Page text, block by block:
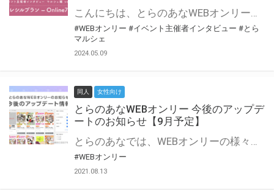
こんにちは、とらのあなWEBオンリー運営スタッフです。 新たにお届けする、イベント主催者インタビュー-マルシェ編-は、 とらのあなWEBオンリー「マルシェ」をご利用した主催様に 「マルシェ」を使って開催した感想や心がけをお聞きする企画です。 今回は、WEBオンリー開催7回目迎えた「マレシルプラン – Online7 –」より、 主催の玉川うた様にお話を伺いました。 ▼マレシルプランのインタビュー前回記事 「イベント主催者インタビュー vol.6」はこちら 協力：玉川うた様（マレシルプラン実行委員会 代表）／イベント公式Twitter（@mallesil_plan） とらのあなWEBオンリー「マルシェ」とは？ WEBオンリーでリアルタイムでコミュニケーションがとれるオンライン会場です。
#WEBオンリー #イベント主催者インタビュー #とら
マルシェ
2024.05.09
同人 女性向け
とらのあなWEBオンリー 今後のアップデ
ートのお知らせ【9月予定】
とらのあなでは、WEBオンリーの様々な支援を実施しています。 今回は2021年9月に実装を予定しているアップデート情報についてご紹介いたします。 とらのあなWEBオンリーサイトはこちら
#WEBオンリー
2021.08.13